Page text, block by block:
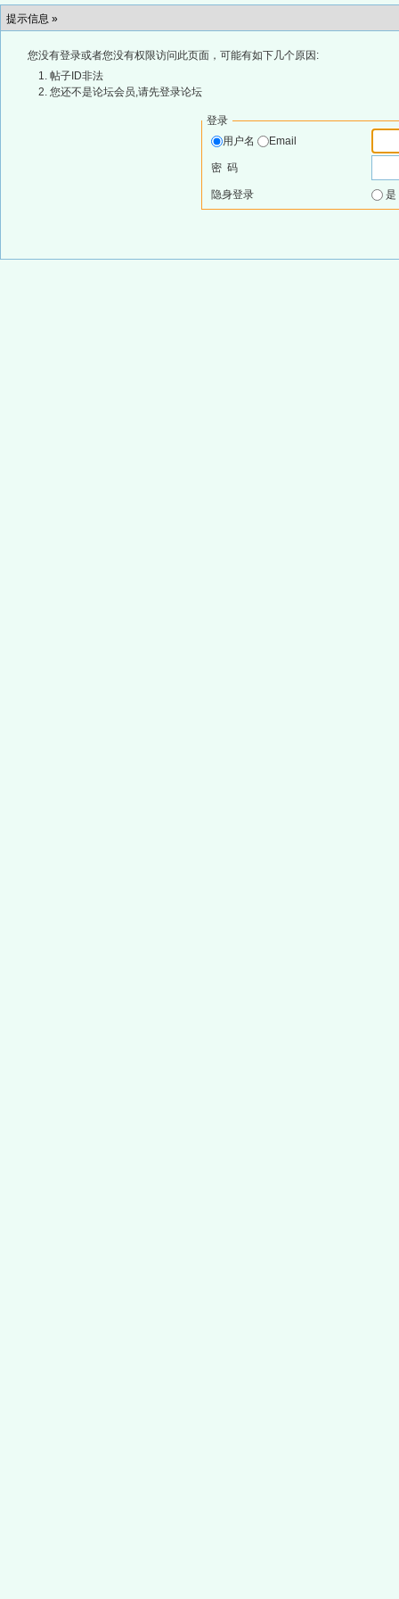
提示信息 »
您没有登录或者您没有权限访问此页面，可能有如下几个原因:
帖子ID非法
您还不是论坛会员,请先登录论坛
登录
用户名
Email
密 码
隐身登录